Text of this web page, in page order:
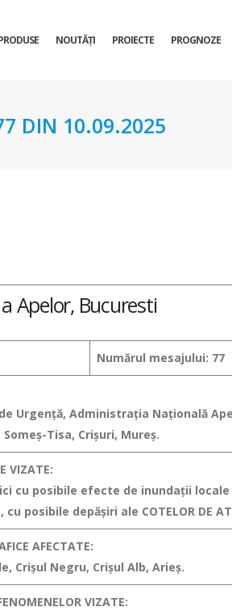
NOUTĂȚI PROIECTE PROGNOZE
DIN 10.09.2025
Apelor, Bucuresti
Numărul mesajului: 77
Urgenţă, Administraţia Naţională
Tisa, Crișuri, Mureş.
VIZATE:
cu posibile efecte de inundaţii
posibile depăşiri ale COTELOR DE
AFECTATE:
Crișul Negru, Crișul Alb, Arieș.
VIZATE: